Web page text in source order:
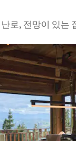
로, 전망이 있는